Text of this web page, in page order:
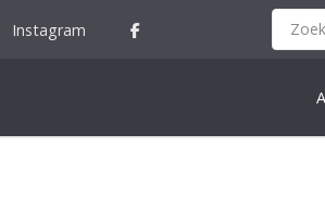
Instagram